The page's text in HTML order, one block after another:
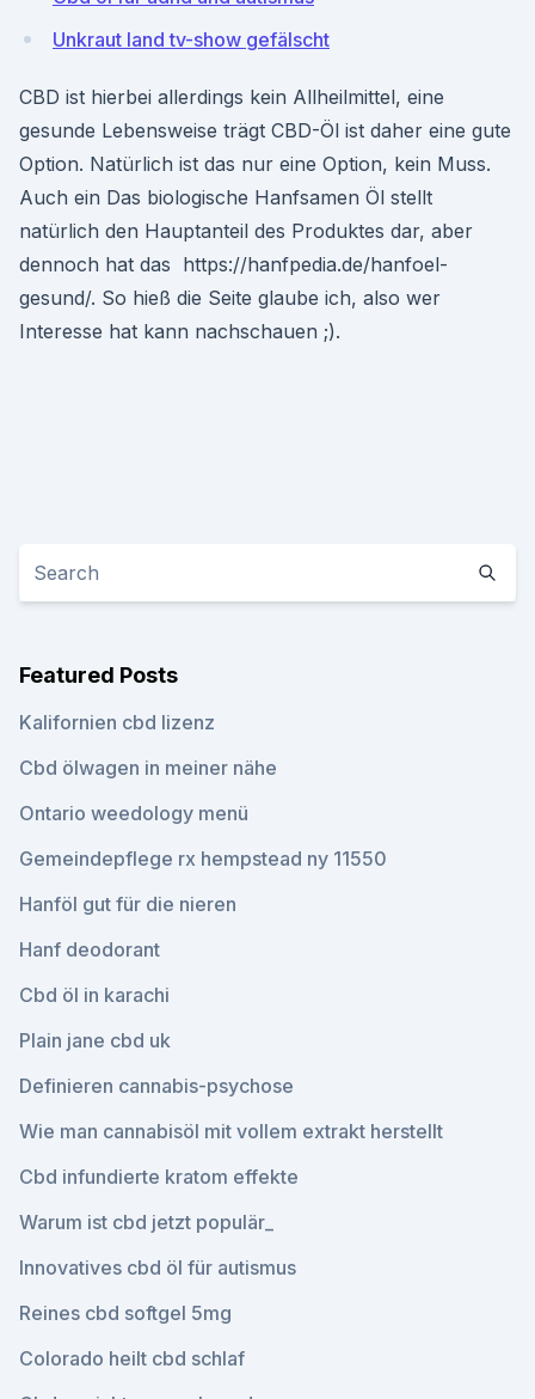
Unkraut land tv-show gefälscht
CBD ist hierbei allerdings kein Allheilmittel, eine
gesunde Lebensweise trägt CBD-Öl ist daher eine gute
Option. Natürlich ist das nur eine Option, kein Muss.
Auch ein Das biologische Hanfsamen Öl stellt
natürlich den Hauptanteil des Produktes dar, aber
dennoch hat das https://hanfpedia.de/hanfoel-
gesund/. So hieß die Seite glaube ich, also wer
Interesse hat kann nachschauen ;).
Featured Posts
Kalifornien cbd lizenz
Cbd ölwagen in meiner nähe
Ontario weedology menü
Gemeindepflege rx hempstead ny 11550
Hanföl gut für die nieren
Hanf deodorant
Cbd öl in karachi
Plain jane cbd uk
Definieren cannabis-psychose
Wie man cannabisöl mit vollem extrakt herstellt
Cbd infundierte kratom effekte
Warum ist cbd jetzt populär_
Innovatives cbd öl für autismus
Reines cbd softgel 5mg
Colorado heilt cbd schlaf